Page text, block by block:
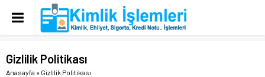
Gizlilik Politikası
Anasayfa » Gizlilik Politikası